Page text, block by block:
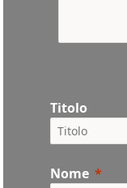
Titolo
Nome